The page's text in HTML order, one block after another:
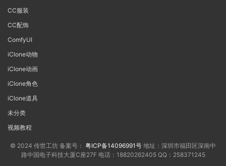
CC服装
CC配饰
ComfyUI
iClone动物
iClone动画
iClone角色
iClone道具
未分类
视频教程
© 2024 传世工坊 备案号： 粤ICP备14096991号 地址：深圳市福田区深南中
路中国电子科技大厦C座27F 电话：18820262405 QQ：258371245